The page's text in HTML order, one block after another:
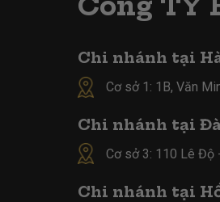
Chi nhánh tại
Cơ sở 1: 1B, Văn
Chi nhánh tại
Cơ sở 3: 110 Lê Độ
Chi nhánh tại